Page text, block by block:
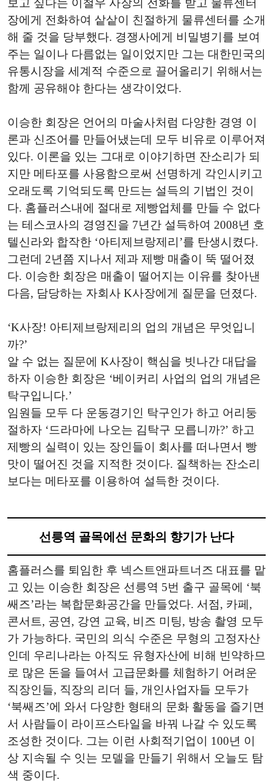
장에게 전화하여 샅샅이 친절하게 물류센터를 소개
해 줄 것을 당부했다. 경쟁사에게 비밀병기를 보여
주는 일이나 다름없는 일이었지만 그는 대한민국의
유통시장을 세계적 수준으로 끌어올리기 위해서는
함께 공유해야 한다는 생각이었다.
이승한 회장은 언어의 마술사처럼 다양한 경영 이
론과 신조어를 만들어냈는데 모두 비유로 이루어져
있다. 이론을 있는 그대로 이야기하면 잔소리가 되
지만 메타포를 사용함으로써 선명하게 각인시키고
오래도록 기억되도록 만드는 설득의 기법인 것이
다. 홈플러스내에 절대로 제빵업체를 만들 수 없다
는 테스코사의 경영진을 7년간 설득하여 2008년 호
텔신라와 합작한 ‘아티제브랑제리’를 탄생시켰다.
그런데 2년쯤 지나서 제과 제빵 매출이 뚝 떨어졌
다. 이승한 회장은 매출이 떨어지는 이유를 찾아낸
다음, 담당하는 자회사 K사장에게 질문을 던졌다.
‘K사장! 아티제브랑제리의 업의 개념은 무엇입니
까?’
알 수 없는 질문에 K사장이 핵심을 빗나간 대답을
하자 이승한 회장은 ‘베이커리 사업의 업의 개념은
탁구입니다.’
임원들 모두 다 운동경기인 탁구인가 하고 어리둥
절하자 ‘드라마에 나오는 김탁구 모릅니까?’ 하고
제빵의 실력이 있는 장인들이 회사를 떠나면서 빵
맛이 떨어진 것을 지적한 것이다. 질책하는 잔소리
보다는 메타포를 이용하여 설득한 것이다.
선릉역 골목에선 문화의 향기가 난다
홈플러스를 퇴임한 후 넥스트앤파트너즈 대표를 맡
고 있는 이승한 회장은 선릉역 5번 출구 골목에 ‘북
쌔즈’라는 복합문화공간을 만들었다. 서점, 카페,
콘서트, 공연, 강연 교육, 비즈 미팅, 방송 촬영 모두
가 가능하다. 국민의 의식 수준은 무형의 고정자산
인데 우리나라는 아직도 유형자산에 비해 빈약하므
로 많은 돈을 들여서 고급문화를 체험하기 어려운
직장인들, 직장의 리더 들, 개인사업자들 모두가
‘북쌔즈’에 와서 다양한 형태의 문화 활동을 즐기면
서 사람들이 라이프스타일을 바꿔 나갈 수 있도록
조성한 것이다. 그는 이런 사회적기업이 100년 이
상 지속될 수 잇는 모델을 만들기 위해서 오늘도 탐
색 중이다.